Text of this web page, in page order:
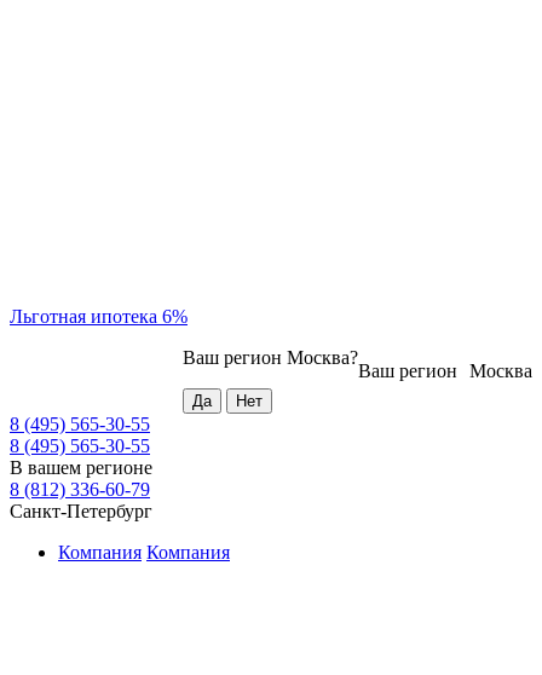
Льготная ипотека 6%
Москва
Ваш регион
Ваш регион Москва?
8 (495) 565-30-55
8 (495) 565-30-55
В вашем регионе
8 (812) 336-60-79
Санкт-Петербург
Компания Компания